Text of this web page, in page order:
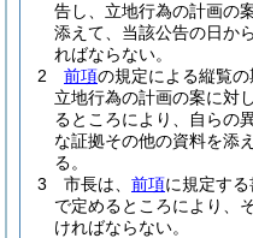
告し、立地行為の計画の
添えて、当該公告の日か
ればならない。
2
前項の規定による縦覧
立地行為の計画の案に対
るところにより、自らの
な証拠その他の資料を添
る。
3
市長は、 前項に規定す
で定めるところにより、
ければならない。